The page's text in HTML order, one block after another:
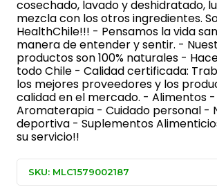
cosechado, lavado y deshidratado,
mezcla con los otros ingredientes.
HealthChile!!! - Pensamos la vida
manera de entender y sentir. -
productos son 100% naturales -
todo Chile - Calidad certificada:
los mejores proveedores y los
calidad en el mercado. - Alimentos -
Aromaterapia - Cuidado personal -
deportiva - Suplementos
su servicio!!
SKU: MLC1579002187